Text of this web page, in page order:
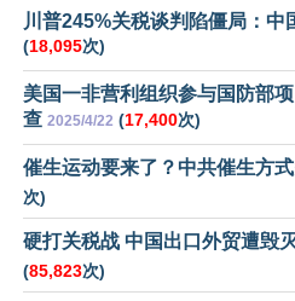
川普245%关税谈判陷僵局：中
(18,095次)
美国一非营利组织参与国防部
查 2025/4/22 (17,400次)
催生运动要来了？中共催生方
次)
硬打关税战 中国出口外贸遭毁
(85,823次)